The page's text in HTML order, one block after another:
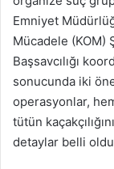
Emniyet
Mücadele
Başsavcılığı
sonucunda iki
operasyonlar,
tütün
detaylar belli